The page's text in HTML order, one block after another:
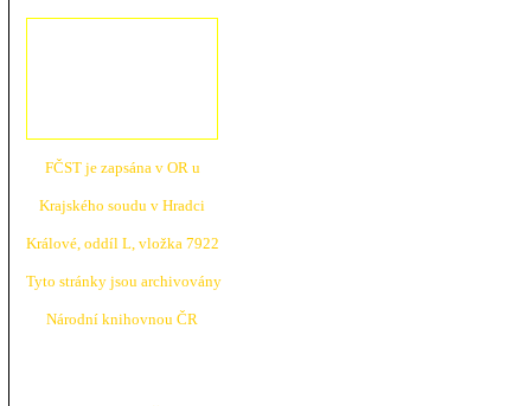
FČST je zapsána v OR u
Krajského soudu v Hradci
Králové, oddíl L, vložka 7922
Tyto stránky jsou archivovány
Národní knihovnou ČR